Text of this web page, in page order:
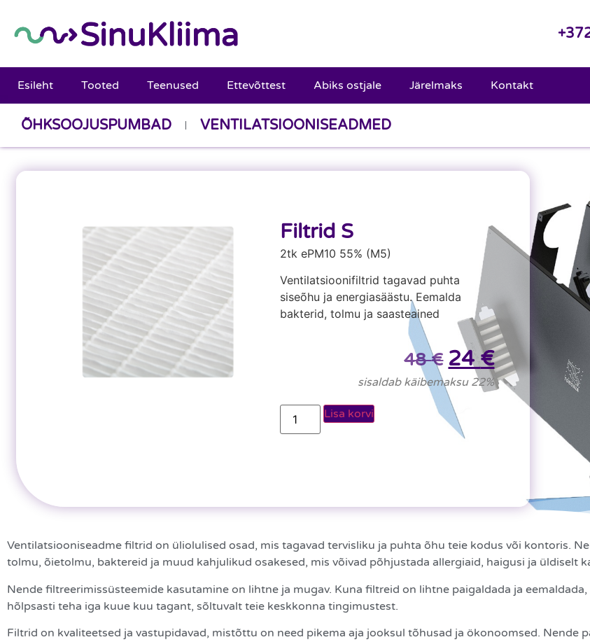
Esileht Tooted Teenused Ettevõttest Abiks ostjale Järelmaks Kontakt
ÕHKSOOJUSPUMBAD VENTILATSIOONISEADMED
Filtrid S
2tk ePM10 55% (M5)
Ventilatsioonifiltrid tagavad puhta
siseõhu ja energiasäästu. Eemalda
bakterid, tolmu ja saasteained
48€ 24 €
sisaldab käibemaksu 22%
Lisa korvi
Ventilatsiooniseadme filtrid on üliolulised osad, mis tagavad tervisliku ja puhta õhu teie kodus või kontoris.
tolmu, õietolmu, baktereid ja muud kahjulikud osakesed, mis võivad põhjustada allergiaid, haigusi ja üldiselt
Nende filtreerimissüsteemide kasutamine on lihtne ja mugav. Kuna filtreid on lihtne paigaldada ja
hõlpsasti teha iga kuue kuu tagant, sõltuvalt teie keskkonna tingimustest.
Filtrid on kvaliteetsed ja vastupidavad, mistõttu on need pikema aja jooksul tõhusad ja ökonoomsed. Nende